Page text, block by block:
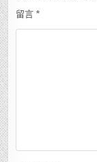
留言 *